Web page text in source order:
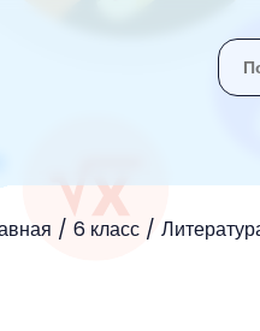
6 класс